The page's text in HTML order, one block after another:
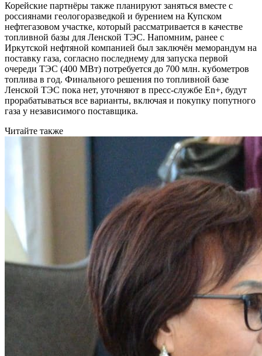
Корейские партнёры также планируют заняться вместе с
россиянами геологоразведкой и бурением на Купском
нефтегазовом участке, который рассматривается в качестве
топливной базы для Ленской ТЭС. Напомним, ранее с
Иркутской нефтяной компанией был заключён меморандум на
поставку газа, согласно последнему для запуска первой
очереди ТЭС (400 МВт) потребуется до 700 млн. кубометров
топлива в год. Финального решения по топливной базе
Ленской ТЭС пока нет, уточняют в пресс-службе En+, будут
прорабатываться все варианты, включая и покупку попутного
газа у независимого поставщика.
Читайте также